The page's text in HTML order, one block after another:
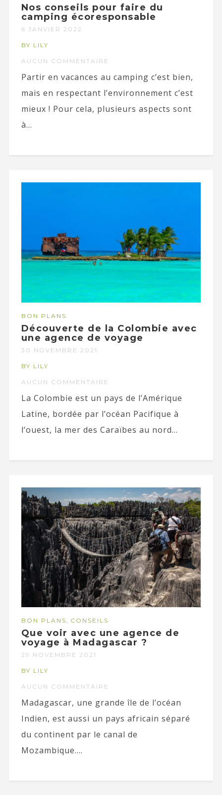
Nos conseils pour faire du
camping écoresponsable
6 JANVIER 2022
BY LILY
AUCUN COMMENTAIRE
Partir en vacances au camping c’est bien,
mais en respectant l’environnement c’est
mieux ! Pour cela, plusieurs aspects sont
à...
BON PLANS
Découverte de la Colombie avec
une agence de voyage
30 NOVEMBRE 2021
BY LILY
AUCUN COMMENTAIRE
La Colombie est un pays de l’Amérique
Latine, bordée par l’océan Pacifique à
l’ouest, la mer des Caraïbes au nord...
BON PLANS , CONSEILS
Que voir avec une agence de
voyage à Madagascar ?
29 NOVEMBRE 2021
BY LILY
AUCUN COMMENTAIRE
Madagascar, une grande île de l’océan
Indien, est aussi un pays africain séparé
du continent par le canal de
Mozambique....